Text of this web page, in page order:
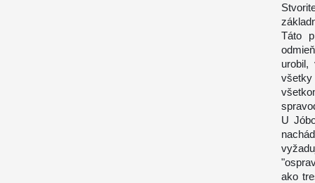
Táto
U
ako